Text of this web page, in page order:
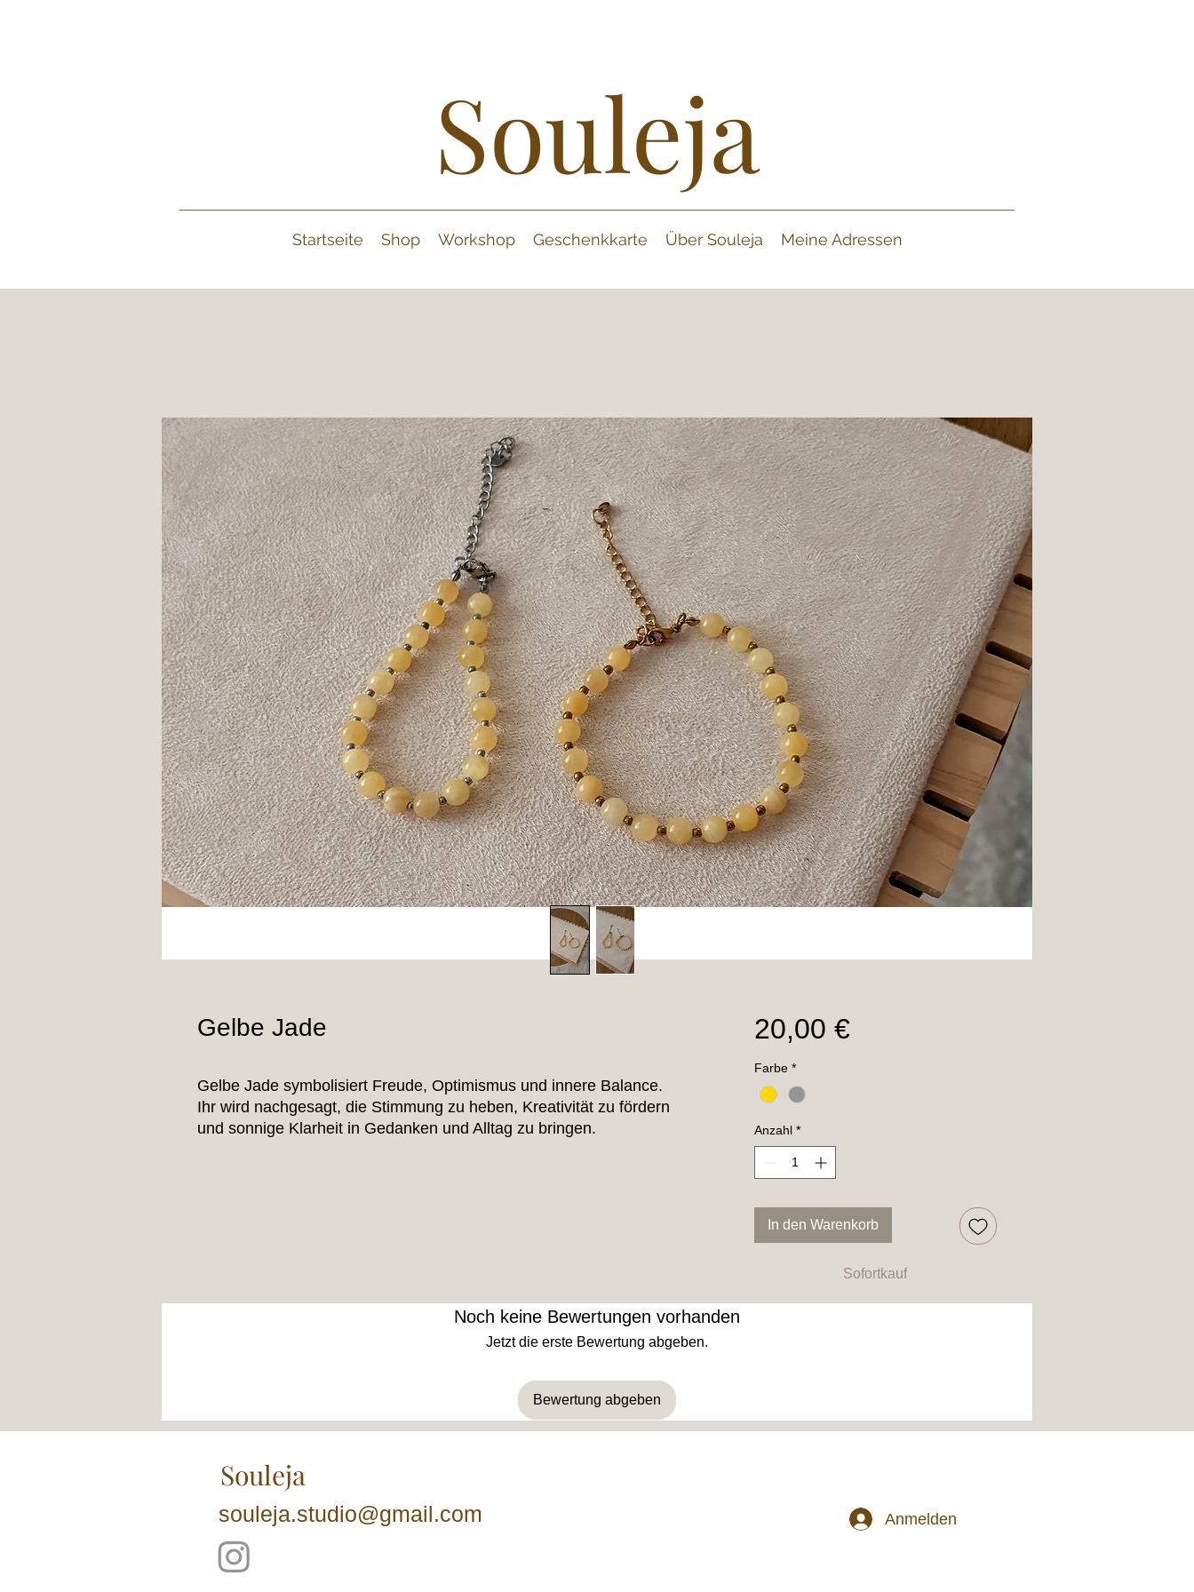
Souleja
Startseite Shop Workshop Geschenkkarte Über Souleja Meine Adressen
Gelbe Jade
Gelbe Jade symbolisiert Freude, Optimismus und innere Balance.
Ihr wird nachgesagt, die Stimmung zu heben, Kreativität zu fördern
und sonnige Klarheit in Gedanken und Alltag zu bringen.
20,00 €Preis
Farbe *
Anzahl *
In den Warenkorb
Sofortkauf
Noch keine Bewertungen vorhanden
Jetzt die erste Bewertung abgeben.
Bewertung abgeben
Souleja
souleja.studio@gmail.com Anmelden